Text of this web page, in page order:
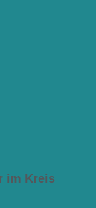
im Kreis